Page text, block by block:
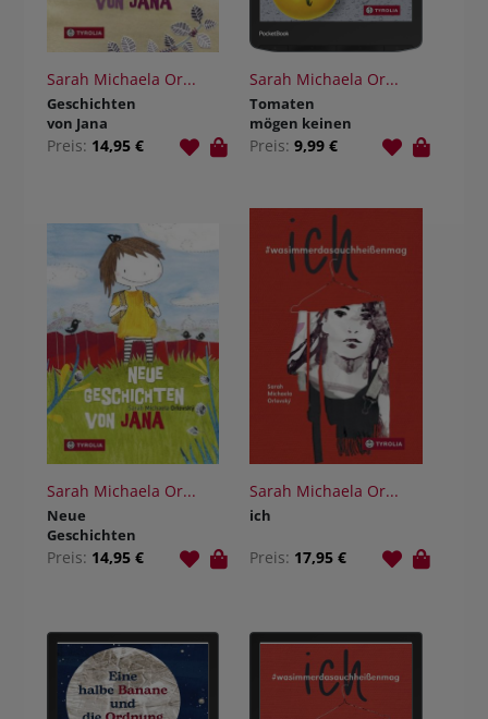
Sarah Michaela Or...
Geschichten
von Jana
Preis: 14,95 €
Sarah Michaela Or...
Tomaten
mögen keinen
Regen
Preis: 9,99 €
Sarah Michaela Or...
Neue
Geschichten
von Jana
Preis: 14,95 €
Sarah Michaela Or...
ich
Preis: 17,95 €